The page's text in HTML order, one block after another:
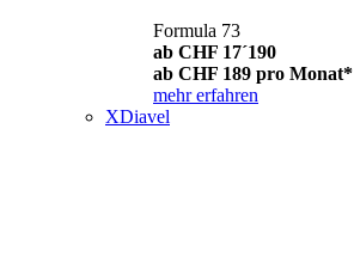
Formula 73
ab CHF 17´190
ab CHF 189 pro Monat*
mehr erfahren
XDiavel